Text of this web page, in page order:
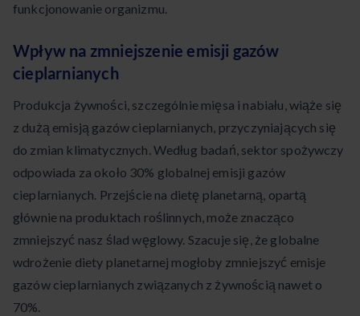
funkcjonowanie organizmu.
Wpływ na zmniejszenie emisji gazów
cieplarnianych
Produkcja żywności, szczególnie mięsa i nabiału, wiąże się
z dużą emisją gazów cieplarnianych, przyczyniających się
do zmian klimatycznych. Według badań, sektor spożywczy
odpowiada za około 30% globalnej emisji gazów
cieplarnianych. Przejście na dietę planetarną, opartą
głównie na produktach roślinnych, może znacząco
zmniejszyć nasz ślad węglowy. Szacuje się, że globalne
wdrożenie diety planetarnej mogłoby zmniejszyć emisje
gazów cieplarnianych związanych z żywnością nawet o
70%.